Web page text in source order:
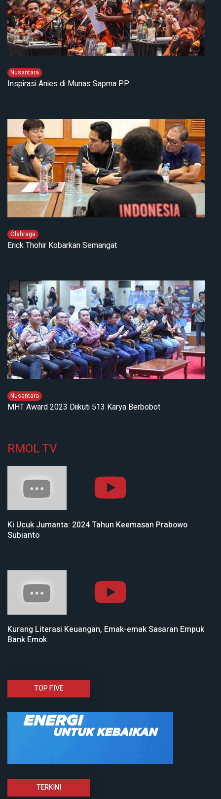
Nusantara
Inspirasi Anies di Munas Sapma PP
Olahraga
Erick Thohir Kobarkan Semangat
Nusantara
MHT Award 2023 Diikuti 513 Karya Berbobot
RMOL TV
Ki Ucuk Jumanta: 2024 Tahun Keemasan Prabowo
Subianto
Kurang Literasi Keuangan, Emak-emak Sasaran Empuk
Bank Emok
TOP FIVE
TERKINI